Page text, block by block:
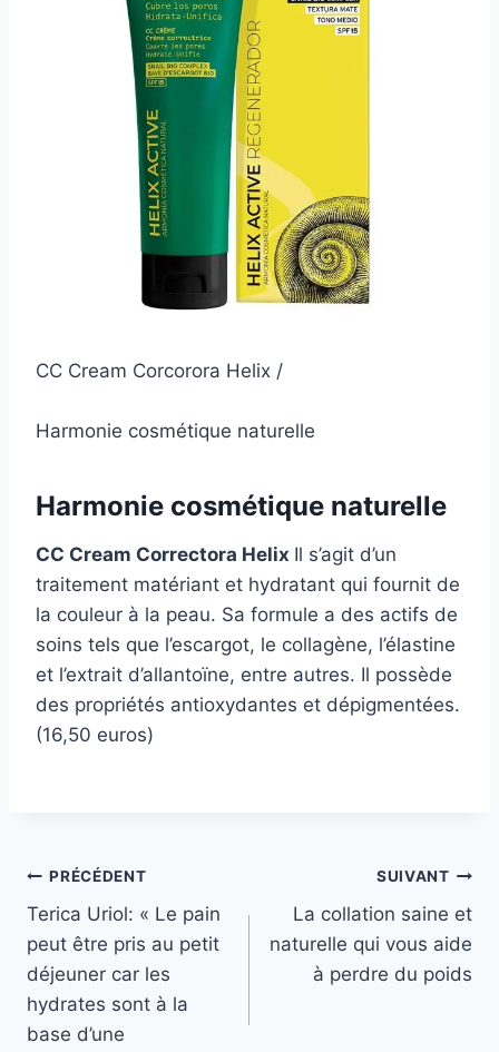
CC Cream Corcorora Helix /
Harmonie cosmétique naturelle
Harmonie cosmétique naturelle
CC Cream Correctora Helix Il s’agit d’un
traitement matériant et hydratant qui fournit de
la couleur à la peau. Sa formule a des actifs de
soins tels que l’escargot, le collagène, l’élastine
et l’extrait d’allantoïne, entre autres. Il possède
des propriétés antioxydantes et dépigmentées.
(16,50 euros)
Navigation
de
l’article
PRÉCÉDENT
Terica Uriol: « Le pain
peut être pris au petit
déjeuner car les
hydrates sont à la
base d’une
SUIVANT
La collation saine et
naturelle qui vous aide
à perdre du poids